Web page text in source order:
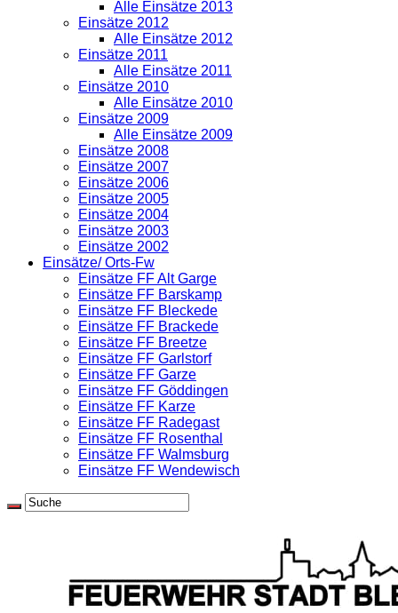
Alle Einsätze 2013
Einsätze 2012
Alle Einsätze 2012
Einsätze 2011
Alle Einsätze 2011
Einsätze 2010
Alle Einsätze 2010
Einsätze 2009
Alle Einsätze 2009
Einsätze 2008
Einsätze 2007
Einsätze 2006
Einsätze 2005
Einsätze 2004
Einsätze 2003
Einsätze 2002
Einsätze/ Orts-Fw
Einsätze FF Alt Garge
Einsätze FF Barskamp
Einsätze FF Bleckede
Einsätze FF Brackede
Einsätze FF Breetze
Einsätze FF Garlstorf
Einsätze FF Garze
Einsätze FF Göddingen
Einsätze FF Karze
Einsätze FF Radegast
Einsätze FF Rosenthal
Einsätze FF Walmsburg
Einsätze FF Wendewisch